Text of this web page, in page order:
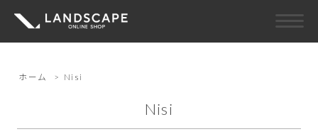
ホーム > Nisi
Nisi